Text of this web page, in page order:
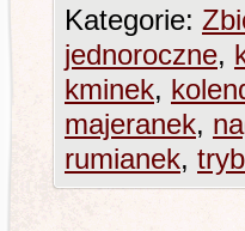
Kategorie:
jednoroczne,
kminek,
majeranek,
rumianek,